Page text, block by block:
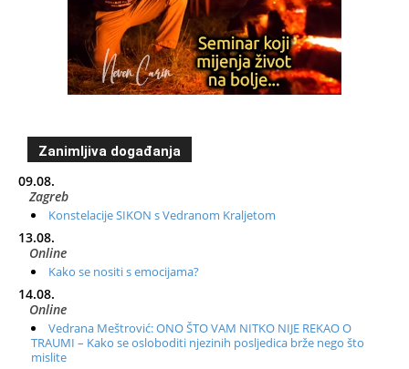
Zanimljiva događanja
09.08.
Zagreb
Konstelacije SIKON s Vedranom Kraljetom
13.08.
Online
Kako se nositi s emocijama?
14.08.
Online
Vedrana Meštrović: ONO ŠTO VAM NITKO NIJE REKAO O
TRAUMI – Kako se osloboditi njezinih posljedica brže nego što
mislite